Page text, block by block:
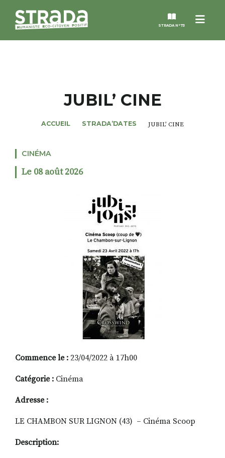
Menu
STRADA N°73
MAGAZINES
NOS THÈMES
STRADA’DATES
RECHERCHER
S'ABONNER
S'INSCRIRE À LA NEWSLETTER
FACEBOOKINSTAGRAM
LINKEDIN
JUBIL’ CINE
ACCUEIL STRADA’DATES JUBIL’ CINE
CINÉMA
Le 08 août 2026
Commence le : 23/04/2022 à 17h00
Catégorie : Cinéma
Adresse :
LE CHAMBON SUR LIGNON (43) – Cinéma Scoop
Description: